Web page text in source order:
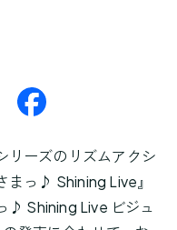
リーズのリズムアクシ
まっ♪ Shining Live』
♪ Shining Live ビジュ